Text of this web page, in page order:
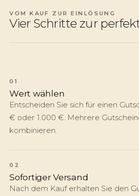
VOM KAUF ZUR EINLÖSUNG
Vier Schritte zur
01
Wert wählen
Entscheiden Sie sich für einen
€ oder 1.000 €. Mehrere
kombinieren.
02
Sofortiger Versand
Nach dem Kauf erhalten Sie den